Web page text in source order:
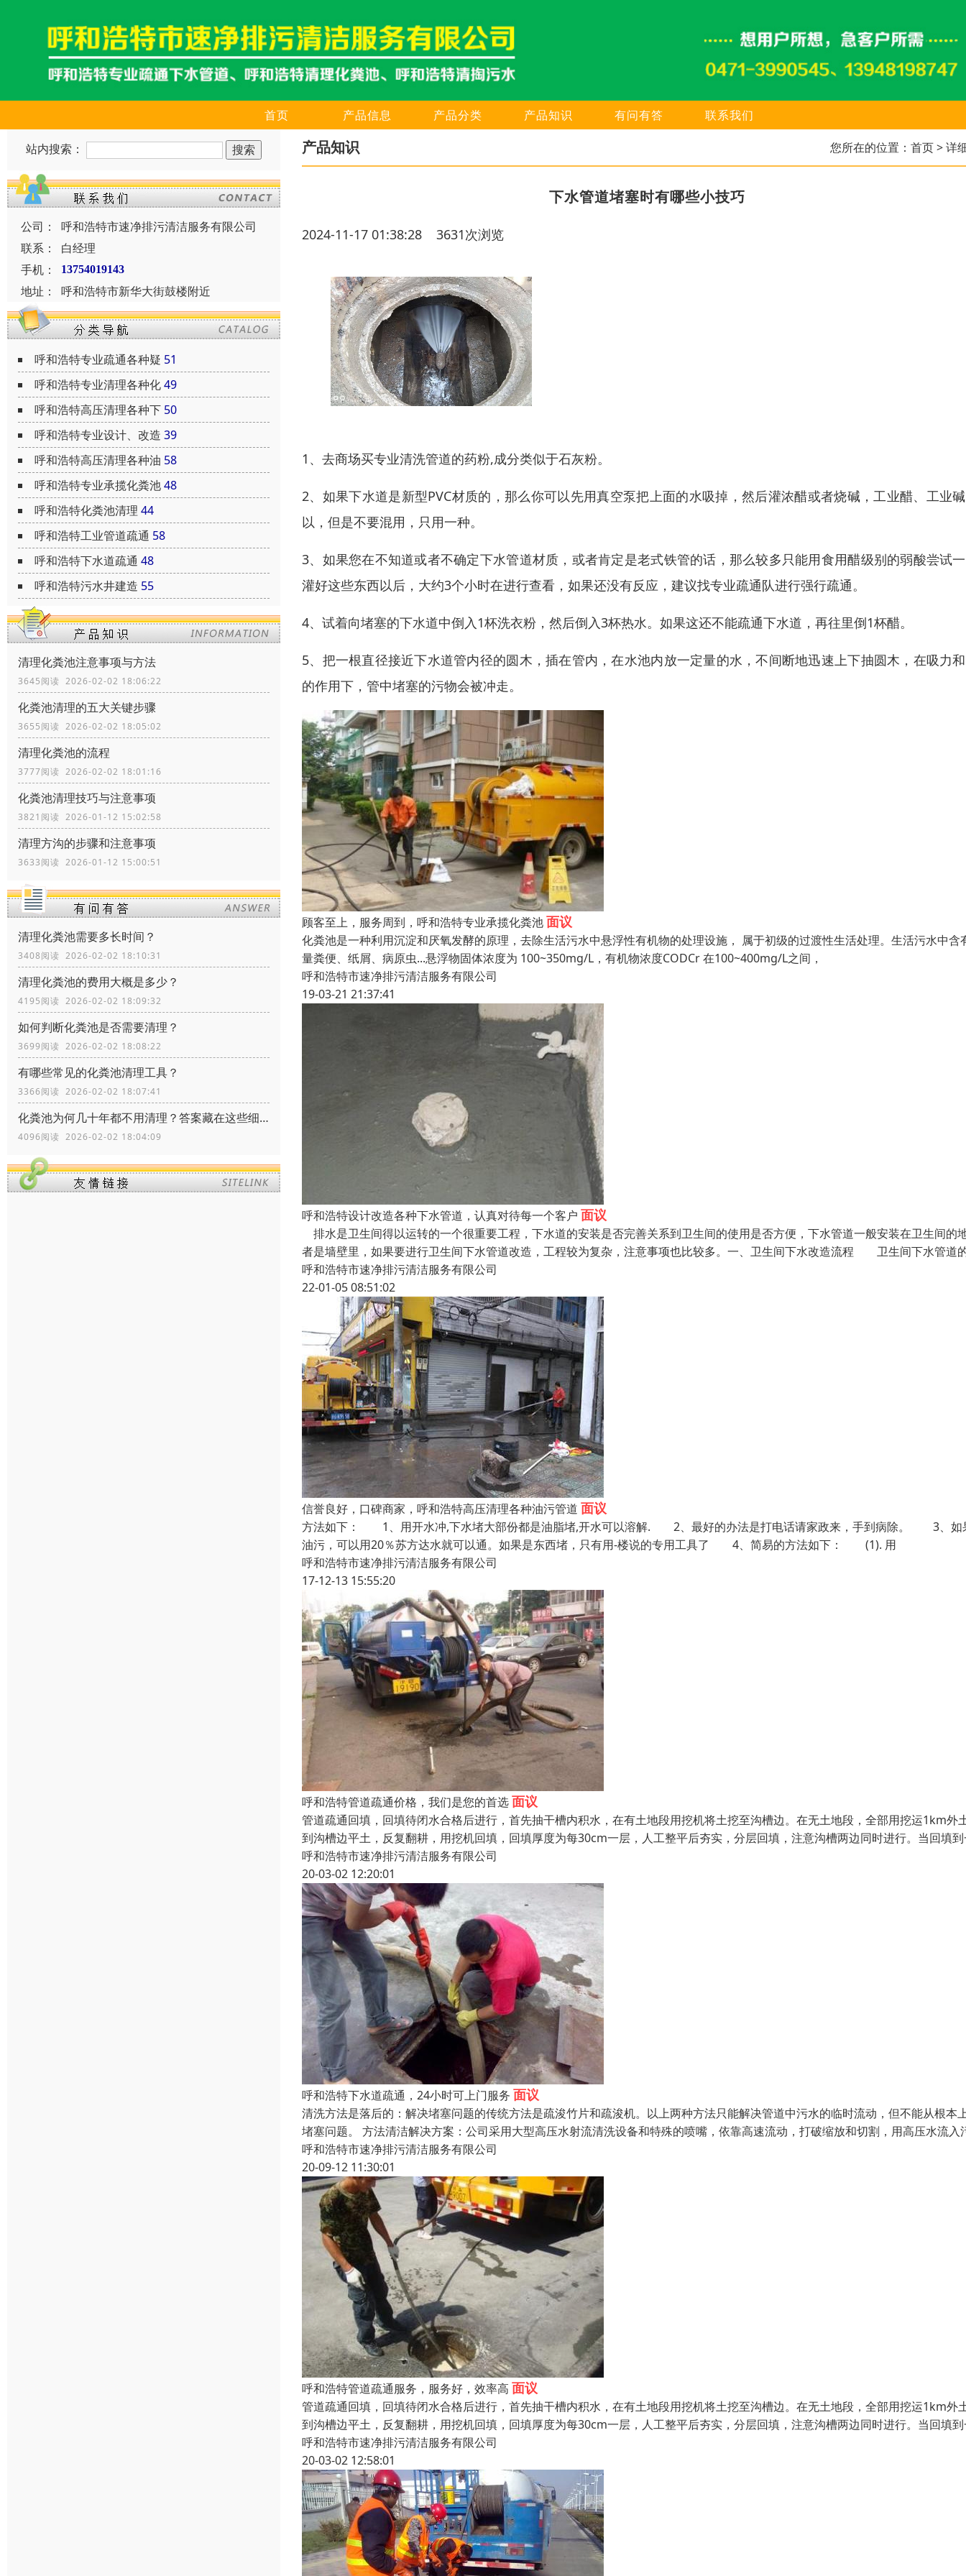
首页 产品信息 产品分类 产品知识 有问有答 联系我们
站内搜索：
公司：
呼和浩特市速净排污清洁服务有限公司
联系：
白经理
手机：
13754019143
地址： 呼和浩特市新华大街鼓楼附近
呼和浩特专业疏通各种疑 51
呼和浩特专业清理各种化49
呼和浩特高压清理各种下 50
呼和浩特专业设计、改造 39
呼和浩特高压清理各种油 58
呼和浩特专业承揽化粪池48
呼和浩特化粪池清理 44
呼和浩特工业管道疏通 58
呼和浩特下水道疏通 48
呼和浩特污水井建造 55
清理化粪池注意事项与方法
3645阅读 2026-02-02 18:06:22
化粪池清理的五大关键步骤
3655阅读 2026-02-02 18:05:02
清理化粪池的流程
3777阅读 2026-02-02 18:01:16
化粪池清理技巧与注意事项
3821阅读 2026-01-12 15:02:58
清理方沟的步骤和注意事项
3633阅读 2026-01-12 15:00:51
清理化粪池需要多长时间？
3408阅读 2026-02-02 18:10:31
清理化粪池的费用大概是多少？
4195阅读 2026-02-02 18:09:32
如何判断化粪池是否需要清理？
3699阅读 2026-02-02 18:08:22
有哪些常见的化粪池清理工具？
3366阅读 2026-02-02 18:07:41
化粪池为何几十年都不用清理？答案藏在这些细节里！
4096阅读 2026-02-02 18:04:09
产品知识 您所在的位置： 首页> 详
下水管道堵塞时有哪些小技巧
2024-11-17 01:38:28 3631次浏览
1、去商场买专业清洗管道的药粉,成分类似于石灰粉。
2、如果下水道是新型PVC材质的，那么你可以先用真空泵把上面的水吸掉，然后灌浓醋或者烧碱，工业醋、工业
以，但是不要混用，只用一种。
3、如果您在不知道或者不确定下水管道材质，或者肯定是老式铁管的话，那么较多只能用食用醋级别的弱酸尝试
灌好这些东西以后，大约3个小时在进行查看，如果还没有反应，建议找专业疏通队进行强行疏通。
4、试着向堵塞的下水道中倒入1杯洗衣粉，然后倒入3杯热水。如果这还不能疏通下水道，再往里倒1杯醋。
5、把一根直径接近下水道管内径的圆木，插在管内，在水池内放一定量的水，不间断地迅速上下抽圆木，在吸力
的作用下，管中堵塞的污物会被冲走。
顾客至上，服务周到，呼和浩特专业承揽化粪池面议
化粪池是一种利用沉淀和厌氧发酵的原理，去除生活污水中悬浮性有机物的处理设施， 属于初级的过渡性生活处理。生活污水中含
量粪便、纸屑、病原虫...悬浮物固体浓度为 100~350mg/L，有机物浓度CODCr 在100~400mg/L之间，
呼和浩特市速净排污清洁服务有限公司
19-03-21 21:37:41
呼和浩特设计改造各种下水管道，认真对待每一个客户 面议
排水是卫生间得以运转的一个很重要工程，下水道的安装是否完善关系到卫生间的使用是否方便，下水管道一般安装在卫生间的
者是墙壁里，如果要进行卫生间下水管道改造，工程较为复杂，注意事项也比较多。一、卫生间下水改造流程 卫生间下水管道
呼和浩特市速净排污清洁服务有限公司
22-01-05 08:51:02
信誉良好，口碑商家，呼和浩特高压清理各种油污管道 面议
方法如下： 1、用开水冲,下水堵大部份都是油脂堵,开水可以溶解. 2、最好的办法是打电话请家政来，手到病除。 3、如
油污，可以用20％苏方达水就可以通。如果是东西堵，只有用-楼说的专用工具了 4、简易的方法如下： (1). 用
呼和浩特市速净排污清洁服务有限公司
17-12-13 15:55:20
呼和浩特管道疏通价格，我们是您的首选面议
管道疏通回填，回填待闭水合格后进行，首先抽干槽内积水，在有土地段用挖机将土挖至沟槽边。在无土地段，全部用挖运1km外
到沟槽边平土，反复翻耕，用挖机回填，回填厚度为每30cm一层，人工整平后夯实，分层回填，注意沟槽两边同时进行。当回填
呼和浩特市速净排污清洁服务有限公司
20-03-02 12:20:01
呼和浩特下水道疏通，24小时可上门服务 面议
清洗方法是落后的：解决堵塞问题的传统方法是疏浚竹片和疏浚机。以上两种方法只能解决管道中污水的临时流动，但不能从根本
堵塞问题。 方法清洁解决方案：公司采用大型高压水射流清洗设备和特殊的喷嘴，依靠高速流动，打破缩放和切割，用高压水流入
呼和浩特市速净排污清洁服务有限公司
20-09-12 11:30:01
呼和浩特管道疏通服务，服务好，效率高 面议
管道疏通回填，回填待闭水合格后进行，首先抽干槽内积水，在有土地段用挖机将土挖至沟槽边。在无土地段，全部用挖运1km外
到沟槽边平土，反复翻耕，用挖机回填，回填厚度为每30cm一层，人工整平后夯实，分层回填，注意沟槽两边同时进行。当回填
呼和浩特市速净排污清洁服务有限公司
20-03-02 12:58:01